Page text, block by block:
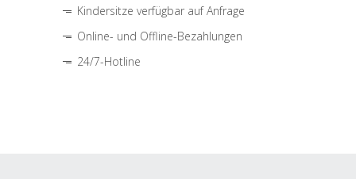
Kindersitze verfügbar auf Anfrage
Online- und Offline-Bezahlungen
24/7-Hotline